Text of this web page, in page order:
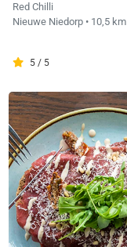
Red Chilli
Nieuwe Niedorp • 10,5 km
5 / 5